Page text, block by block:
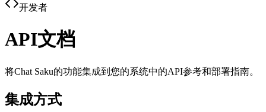
开发者
API文档
将Chat Saku的功能集成到您的系统中的API参考和部署指南。
集成方式